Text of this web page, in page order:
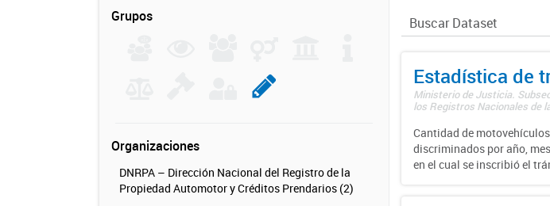
Grupos
Organizaciones
DNRPA – Dirección Nacional del Registro de la
Propiedad Automotor y Créditos Prendarios (2)
Estadística de
Ministerio de Justicia.
los Registros Nacionales de
Cantidad de
discriminados por año,
en el cual se inscribió el